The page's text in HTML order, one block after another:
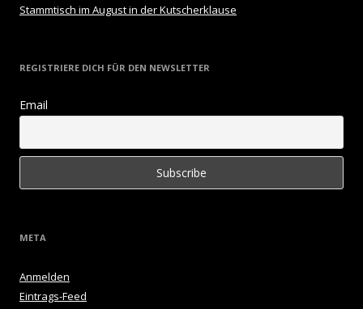
Stammtisch im August in der Kutscherklause
REGISTRIERE DICH FÜR DEN NEWSLETTER
Email
META
Anmelden
Eintrags-Feed